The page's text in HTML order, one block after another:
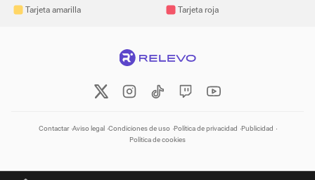
Tarjeta amarilla Tarjeta roja
Contactar Aviso legal Condiciones de uso Política de privacidad Publicidad
Política de cookies